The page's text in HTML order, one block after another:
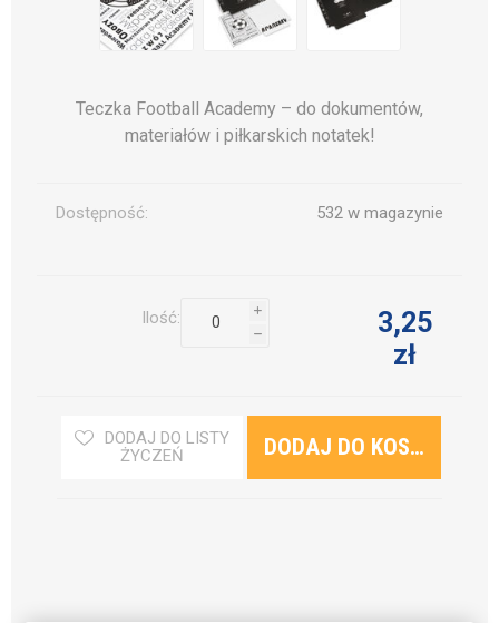
Teczka Football Academy – do dokumentów,
materiałów i piłkarskich notatek!
Dostępność: 532 w magazynie
Ilość: i
h
3,25
zł
DODAJ DO LISTY
ŻYCZEŃ